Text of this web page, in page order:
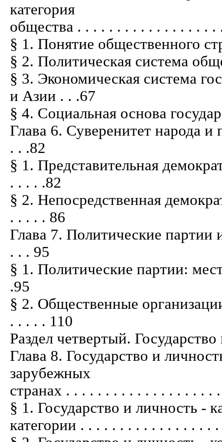
категория
общества . . . . . . . . . . . . . . . . .
§ 1. Понятие общественного
§ 2. Политическая система
§ 3. Экономическая система
и Азии . . .67
§ 4. Социальная основа
Глава 6. Суверенитет народа
. . .82
§ 1. Представительная
. . . . .82
§ 2. Непосредственная
. . . . . 86
Глава 7. Политические
. . . 95
§ 1. Политические партии:
.95
§ 2. Общественные
. . . . . 110
Раздел четвертый.
Глава 8. Государство и
зарубежных
странах . . . . . . . . . . . . . . . . . . .
§ 1. Государство и личность -
категории . . . . . . . . . . . . . . . . .